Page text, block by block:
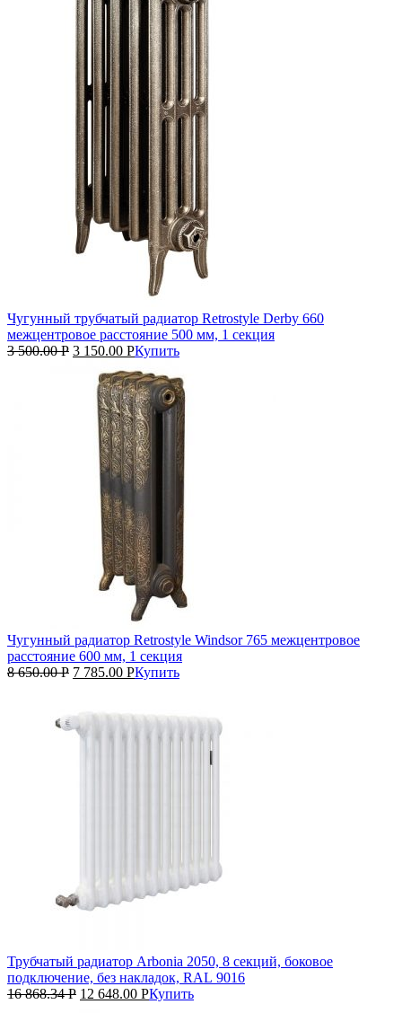
Чугунный трубчатый радиатор Retrostyle Derby 660
межцентровое расстояние 500 мм, 1 секция
3 500.00Р 3 150.00 РКупить
Чугунный радиатор Retrostyle Windsor 765 межцентровое
расстояние 600 мм, 1 секция
8 650.00Р 7 785.00 РКупить
Трубчатый радиатор Arbonia 2050, 8 секций, боковое
подключение, без накладок, RAL 9016
16 868.34Р 12 648.00 РКупить